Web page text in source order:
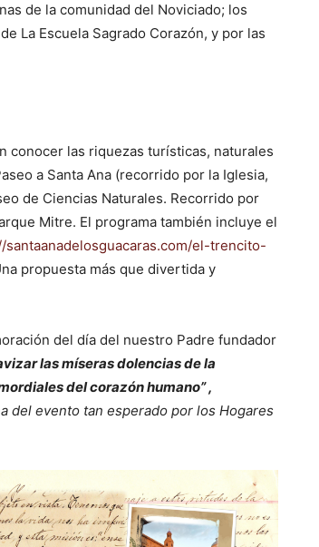
de la comunidad del Noviciado; los
La Escuela Sagrado Corazón, y por las
conocer las riquezas turísticas, naturales
a Santa Ana (recorrido por la Iglesia,
de Ciencias Naturales. Recorrido por
Mitre. El programa también incluye el
santaanadelosguacaras.com/el-trencito-
propuesta más que divertida y
del día del nuestro Padre fundador
las míseras dolencias de la
del corazón humano” ,
del evento tan esperado por los Hogares